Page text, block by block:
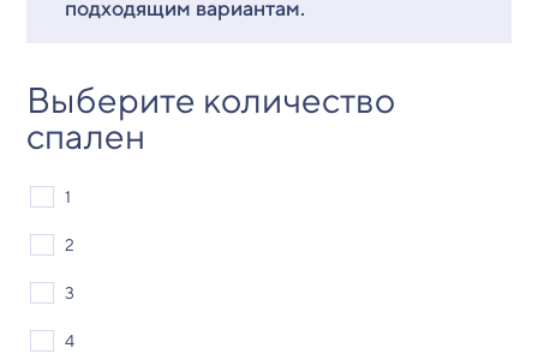
подходящим вариантам.
Выберите количество
спален
1
2
3
4